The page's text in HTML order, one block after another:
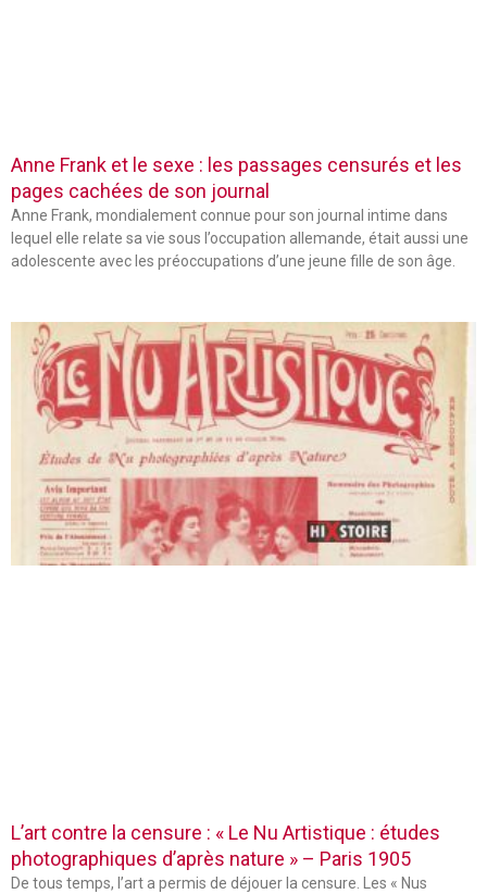
Anne Frank et le sexe : les passages censurés et les
pages cachées de son journal
Anne Frank, mondialement connue pour son journal intime dans
lequel elle relate sa vie sous l’occupation allemande, était aussi une
adolescente avec les préoccupations d’une jeune fille de son âge.
L’art contre la censure : « Le Nu Artistique : études
photographiques d’après nature » – Paris 1905
De tous temps, l’art a permis de déjouer la censure. Les « Nus